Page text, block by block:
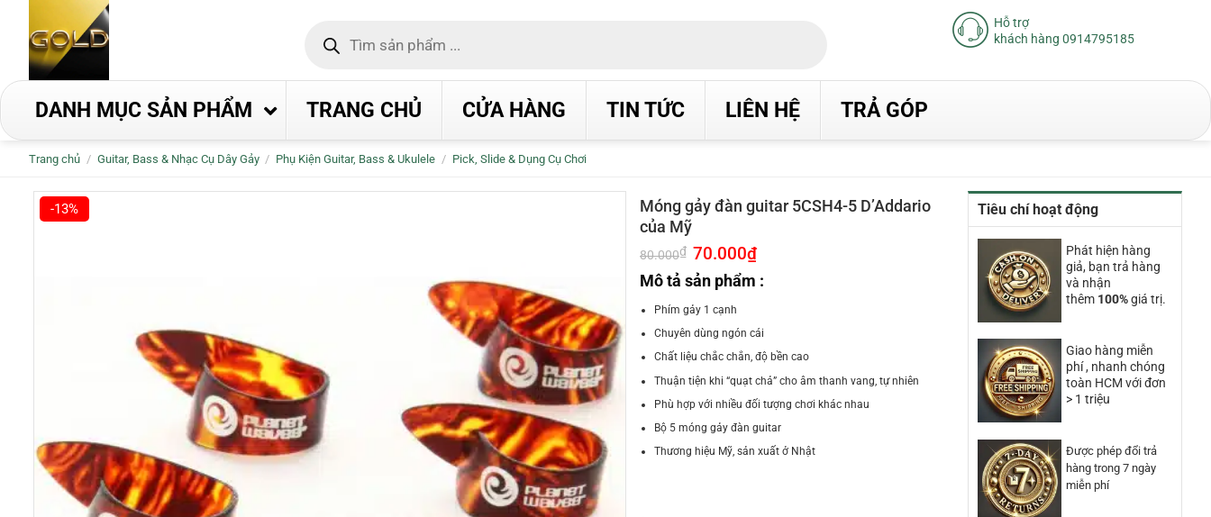
dung
kiếm
Hỗ trợ
khách hàng 0914795185
DANH MỤC SẢN PHẨM TRANG CHỦ CỬA HÀNG TIN TỨC LIÊN HỆ TRẢ GÓP
Trang chủ / Guitar, Bass & Nhạc Cụ Dây Gảy / Phụ Kiện Guitar, Bass & Ukulele / Pick, Slide & Dụng Cụ Chơi
Tiêu chí hoạt động
Phát hiện hàng
giả, bạn trả hàng
và nhận
thêm 100%giá trị.
Giao hàng miễn
phí , nhanh chóng
toàn HCM với đơn
> 1 triệu
Được phép đổi trả
hàng trong 7 ngày
miễn phí
-13%
Móng gảy đàn guitar 5CSH4-5 D’Addario
của Mỹ
80.000₫ Giá
gốc
là:
80.000₫.
70.000₫Giá
tại
là:
Mô tả sản phẩm :
Phím gảy 1 cạnh
Chuyên dùng ngón cái
Chất liệu chắc chắn, độ bền cao
Thuận tiện khi “quạt chả” cho âm thanh vang, tự nhiên
Phù hợp với nhiều đối tượng chơi khác nhau
Bộ 5 móng gảy đàn guitar
Thương hiệu Mỹ, sản xuất ở Nhật